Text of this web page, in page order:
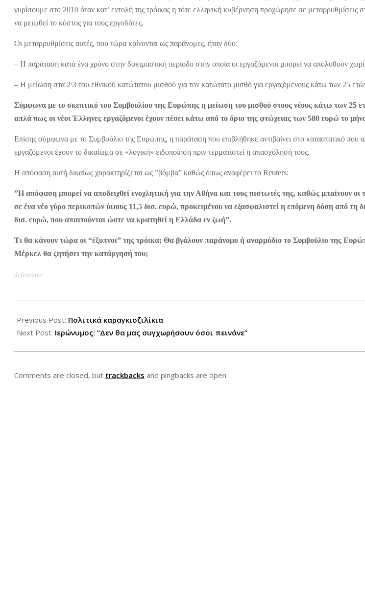
γυρίσουμε στο 2010 όταν κατ’ εντολή της τρόικας η τότε ελληνική κυβέρνηση προχώρησε σε μεταρρυθμίσεις
να μειωθεί το κόστος για τους εργοδότες.
Οι μεταρρυθμίσεις αυτές, που τώρα κρίνονται ως παράνομες, ήταν δύο:
– Η παράταση κατά ένα χρόνο στην δοκιμαστική περίοδο στην οποία οι εργαζόμενοι μπορεί να απολυθούν
– Η μείωση στα 2\3 του εθνικού κατώτατου μισθού για τον κατώτατο μισθό για εργαζόμενους κάτω των 25
Σύμφωνα με το σκεπτικό του Συμβουλίου της Ευρώπης η μείωση του μισθού στους νέους κάτω των 25
απλά πως οι νέοι Έλληνες εργαζόμενοι έχουν πέσει κάτω από το όριο της φτώχειας των 580 ευρώ το
Επίσης σύμφωνα με το Συμβούλιο της Ευρώπης, η παράταση που επιβλήθηκε αντιβαίνει στο καταστατικό που
εργαζόμενοι έχουν το δικαίωμα σε «λογική» ειδοποίηση πριν τερματιστεί η απασχόλησή τους.
Η απόφαση αυτή δικαίως χαρακτηρίζεται ως ”βόμβα” καθώς όπως αναφέρει το Reuters:
”Η απόφαση μπορεί να αποδειχθεί ενοχλητική για την Αθήνα και τους πιστωτές της, καθώς μπαίνουν οι
σε ένα νέο γύρο περικοπών ύψους 11,5 δισ. ευρώ, προκειμένου να εξασφαλιστεί η επόμενη δόση από τη
δισ. ευρώ, που απαιτούνται ώστε να κρατηθεί η Ελλάδα εν ζωή”.
Τι θα κάνουν τώρα οι “έξυπνοι” της τρόικα; Θα βγάλουν παράνομο ή αναρμόδιο το Συμβούλιο της
Μέρκελ θα ζητήσει την κατάργησή του;
defencenet
10-
19
Previous Post: Πολιτικά καραγκιοζιλίκια
Next Post: Ιερώνυμος: “Δεν θα μας συγχωρήσουν όσοι πεινάνε”
Comments are closed, but trackbacks and pingbacks are open.